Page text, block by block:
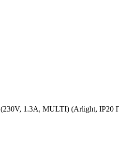
1.3A, MULTI) (Arlight, IP20